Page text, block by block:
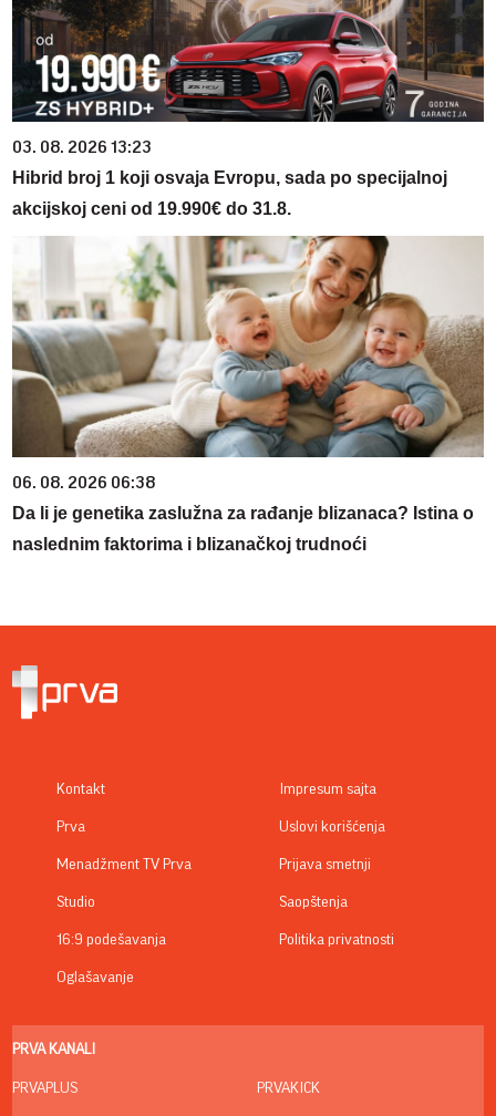
03. 08. 2026 13:23
Hibrid broj 1 koji osvaja Evropu, sada po specijalnoj
akcijskoj ceni od 19.990€ do 31.8.
06. 08. 2026 06:38
Da li je genetika zaslužna za rađanje blizanaca? Istina o
naslednim faktorima i blizanačkoj trudnoći
Kontakt
Prva
Menadžment TV Prva
Studio
16:9 podešavanja
Oglašavanje
Impresum sajta
Uslovi korišćenja
Prijava smetnji
Saopštenja
Politika privatnosti
PRVA KANALI
PRVAPLUS PRVAKICK